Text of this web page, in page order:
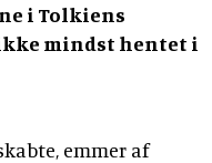
i Tolkiens
mindst hentet i
emmer af